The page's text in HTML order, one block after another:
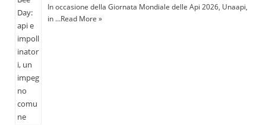
In occasione della Giornata Mondiale delle Api 2026, Unaapi,
in …Read More »